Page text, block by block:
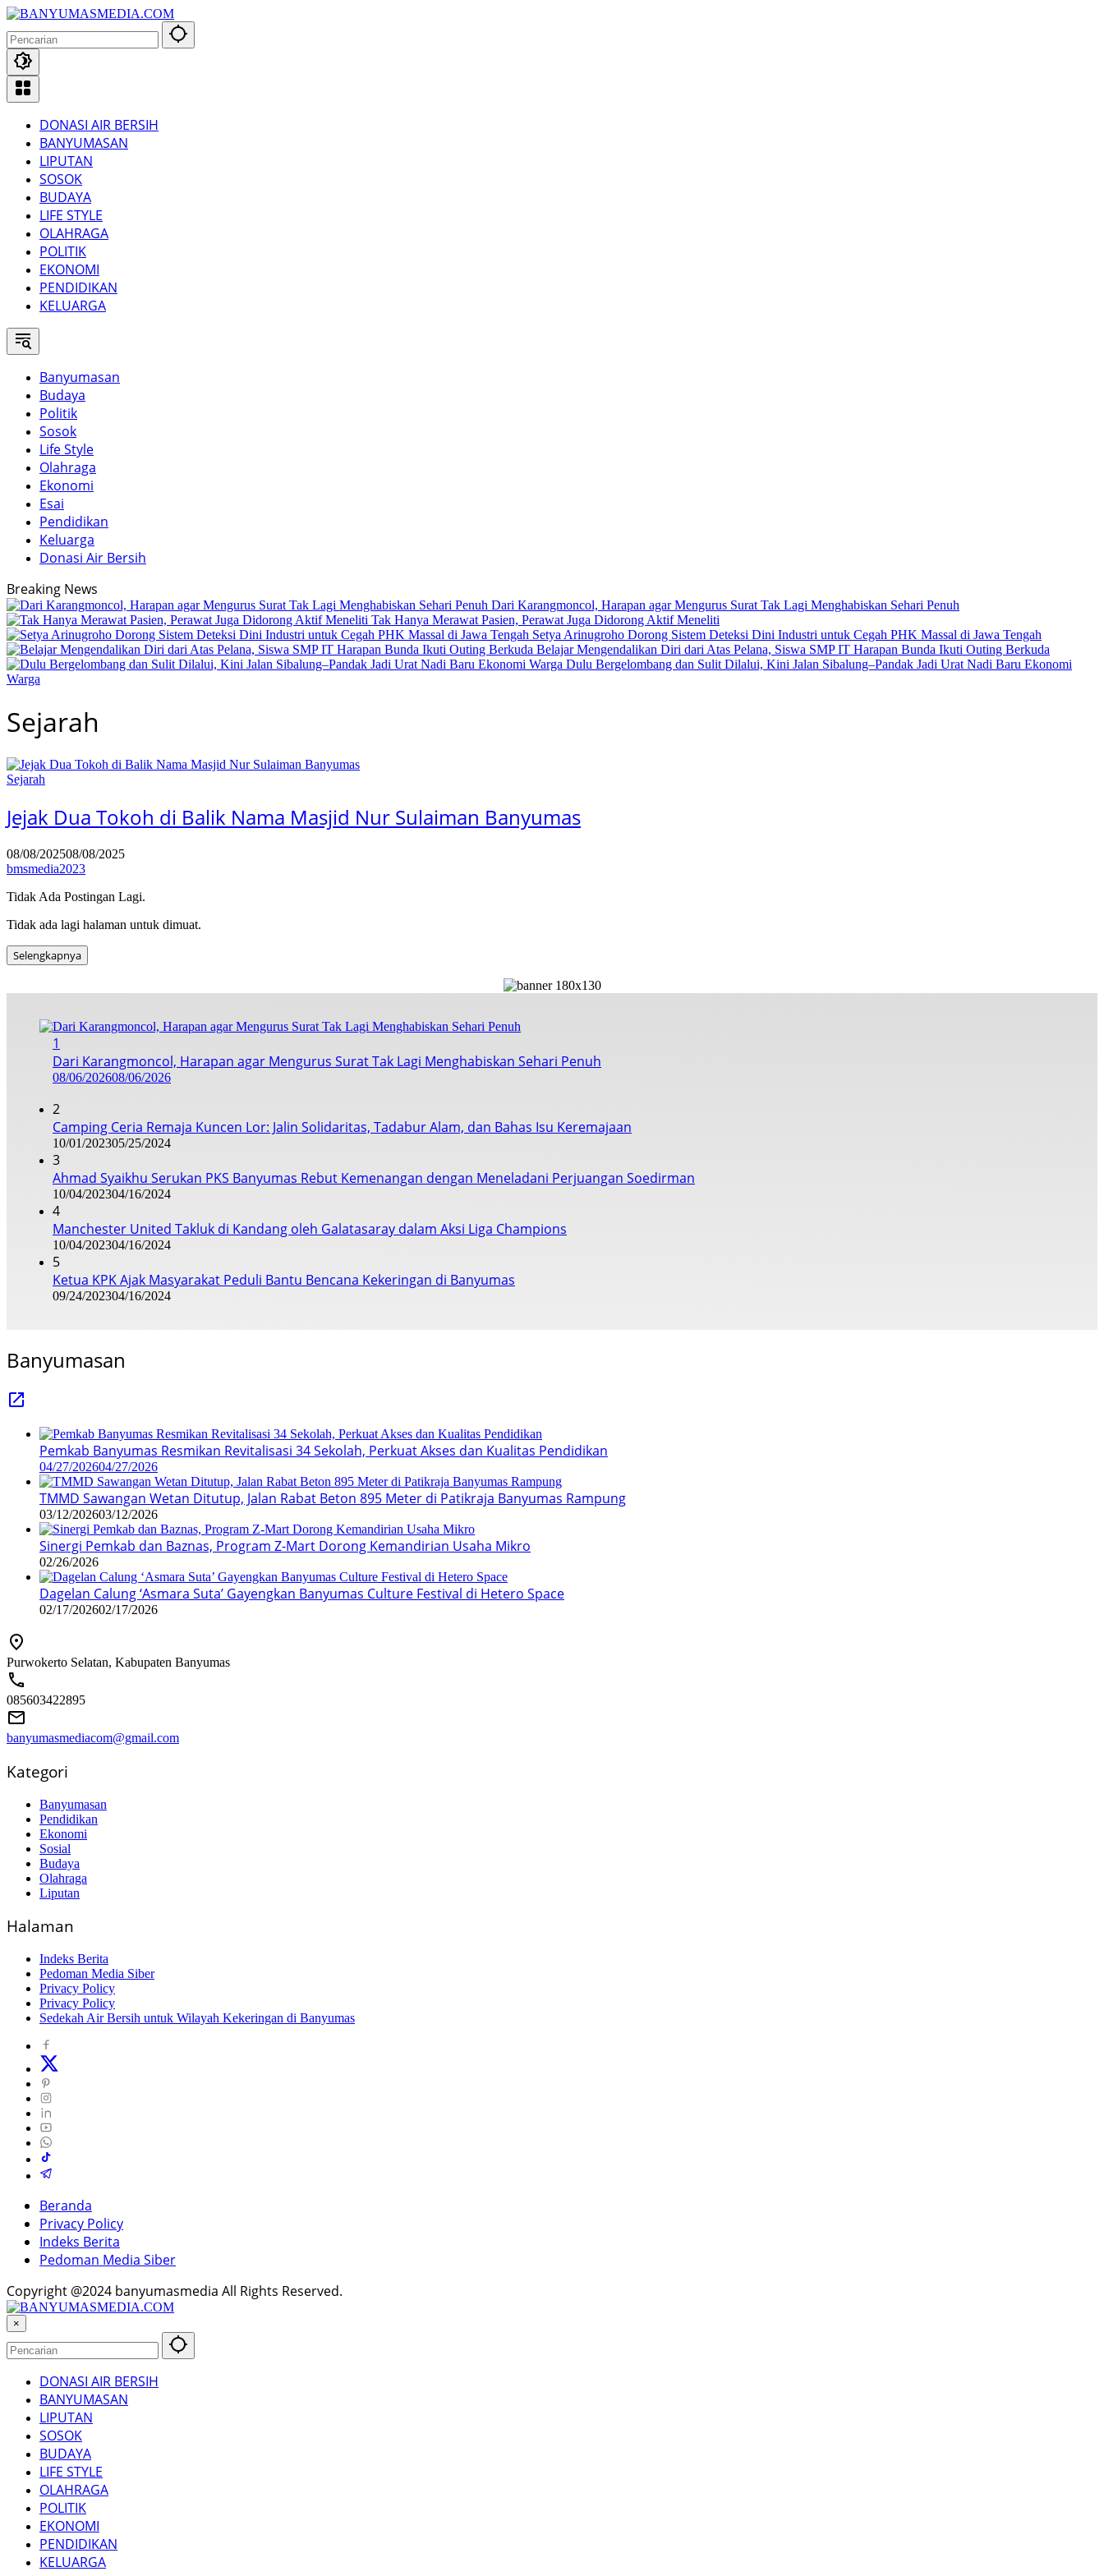
Langsung
konten
DONASI AIR BERSIH
BANYUMASAN
LIPUTAN
SOSOK
BUDAYA
LIFE STYLE
OLAHRAGA
POLITIK
EKONOMI
PENDIDIKAN
KELUARGA
Banyumasan
Budaya
Politik
Sosok
Life Style
Olahraga
Ekonomi
Esai
Pendidikan
Keluarga
Donasi Air Bersih
Breaking News
Dari Karangmoncol, Harapan agar Mengurus Surat Tak Lagi Menghabiskan Sehari Penuh
Tak Hanya Merawat Pasien, Perawat Juga Didorong Aktif Meneliti
Setya Arinugroho Dorong Sistem Deteksi Dini Industri untuk Cegah PHK Massal di Jawa Tengah
Belajar Mengendalikan Diri dari Atas Pelana, Siswa SMP IT Harapan Bunda Ikuti Outing Berkuda
Dulu Bergelombang dan Sulit Dilalui, Kini Jalan Sibalung–Pandak Jadi Urat Nadi Baru Ekonomi
Warga
Sejarah
Sejarah
Jejak Dua Tokoh di Balik Nama Masjid Nur Sulaiman Banyumas
08/08/202508/08/2025
bmsmedia2023
Tidak Ada Postingan Lagi.
Tidak ada lagi halaman untuk dimuat.
Selengkapnya
1
Dari Karangmoncol, Harapan agar Mengurus Surat Tak Lagi Menghabiskan Sehari Penuh
08/06/202608/06/2026
2
Camping Ceria Remaja Kuncen Lor: Jalin Solidaritas, Tadabur Alam, dan Bahas Isu Keremajaan
10/01/202305/25/2024
3
Ahmad Syaikhu Serukan PKS Banyumas Rebut Kemenangan dengan Meneladani Perjuangan Soedirman
10/04/202304/16/2024
4
Manchester United Takluk di Kandang oleh Galatasaray dalam Aksi Liga Champions
10/04/202304/16/2024
5
Ketua KPK Ajak Masyarakat Peduli Bantu Bencana Kekeringan di Banyumas
09/24/202304/16/2024
Banyumasan
Pemkab Banyumas Resmikan Revitalisasi 34 Sekolah, Perkuat Akses dan Kualitas Pendidikan
04/27/202604/27/2026
TMMD Sawangan Wetan Ditutup, Jalan Rabat Beton 895 Meter di Patikraja Banyumas Rampung
03/12/202603/12/2026
Sinergi Pemkab dan Baznas, Program Z-Mart Dorong Kemandirian Usaha Mikro
02/26/2026
Dagelan Calung ‘Asmara Suta’ Gayengkan Banyumas Culture Festival di Hetero Space
02/17/202602/17/2026
Purwokerto Selatan, Kabupaten Banyumas
085603422895
banyumasmediacom@gmail.com
Kategori
Banyumasan
Pendidikan
Ekonomi
Sosial
Budaya
Olahraga
Liputan
Halaman
Indeks Berita
Pedoman Media Siber
Privacy Policy
Privacy Policy
Sedekah Air Bersih untuk Wilayah Kekeringan di Banyumas
Beranda
Privacy Policy
Indeks Berita
Pedoman Media Siber
Copyright @2024 banyumasmedia All Rights Reserved.
×
DONASI AIR BERSIH
BANYUMASAN
LIPUTAN
SOSOK
BUDAYA
LIFE STYLE
OLAHRAGA
POLITIK
EKONOMI
PENDIDIKAN
KELUARGA